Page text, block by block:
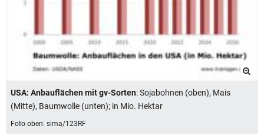
USA: Anbauflächen mit gv-Sorten: Sojabohnen (oben), Mais
(Mitte), Baumwolle (unten); in Mio. Hektar
Foto oben: sima/123RF